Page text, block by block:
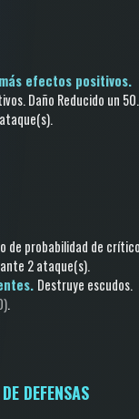
efectos positivos.
.Daño Reducido un
.
de probabilidad de
2 ataque(s).
Destruye escudos.
.
DEFENSAS